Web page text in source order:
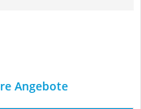
Angebote